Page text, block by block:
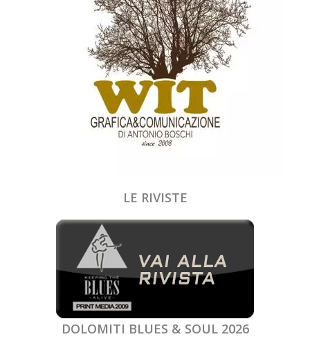
LE RIVISTE
DOLOMITI BLUES & SOUL 2026